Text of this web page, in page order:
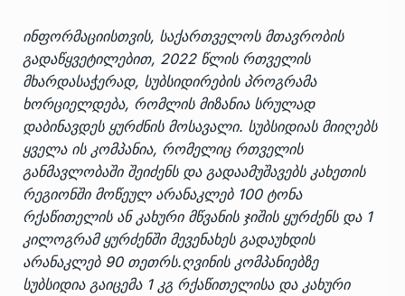
ინფორმაციისთვის, საქართველოს მთავრობის
გადაწყვეტილებით, 2022 წლის რთველის
მხარდასაჭერად, სუბსიდირების პროგრამა
ხორციელდება, რომლის მიზანია სრულად
დაბინავდეს ყურძნის მოსავალი. სუბსიდიას მიიღებს
ყველა ის კომპანია, რომელიც რთველის
განმავლობაში შეიძენს და გადაამუშავებს კახეთის
რეგიონში მოწეულ არანაკლებ 100 ტონა
რქაწითელის ან კახური მწვანის ჯიშის ყურძენს და 1
კილოგრამ ყურძენში მევენახეს გადაუხდის
არანაკლებ 90 თეთრს.ღვინის კომპანიებზე
სუბსიდია გაიცემა 1 კგ რქაწითელისა და კახური